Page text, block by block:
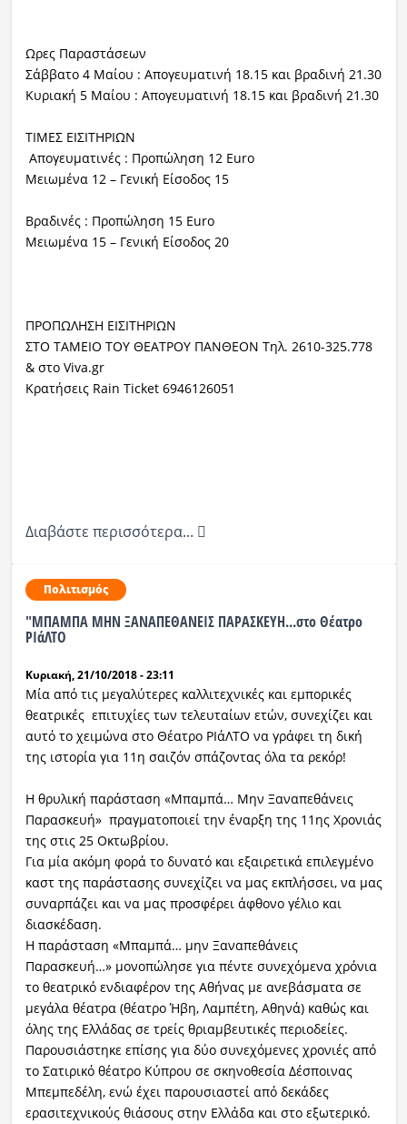
Ωρες Παραστάσεων
Σάββατο 4 Μαίου : Απογευματινή 18.15 και βραδινή 21.30
Κυριακή 5 Μαίου : Απογευματινή 18.15 και βραδινή 21.30
ΤΙΜΕΣ ΕΙΣΙΤΗΡΙΩΝ
Απογευματινές : Προπώληση 12 Euro
Μειωμένα 12 – Γενική Είσοδος 15
Βραδινές : Προπώληση 15 Euro
Μειωμένα 15 – Γενική Είσοδος 20
ΠΡΟΠΩΛΗΣΗ ΕΙΣΙΤΗΡΙΩΝ
ΣΤΟ ΤΑΜΕΙΟ ΤΟΥ ΘΕΑΤΡΟΥ ΠΑΝΘΕΟΝ Τηλ. 2610-325.778
& στο Viva.gr
Κρατήσεις Rain Ticket 6946126051
Διαβάστε περισσότερα...
Πολιτισμός
"ΜΠΑΜΠΑ ΜΗΝ ΞΑΝΑΠΕΘΑΝΕΙΣ ΠΑΡΑΣΚΕΥΗ...στο Θέατρο
ΡΙάΛΤΟ
Κυριακή, 21/10/2018 - 23:11
Μία από τις μεγαλύτερες καλλιτεχνικές και εμπορικές
θεατρικές επιτυχίες των τελευταίων ετών, συνεχίζει και
αυτό το χειμώνα στο Θέατρο ΡΙάΛΤΟ να γράφει τη δική
της ιστορία για 11η σαιζόν σπάζοντας όλα τα ρεκόρ!
Η θρυλική παράσταση «Μπαμπά… Μην Ξαναπεθάνεις
Παρασκευή» πραγματοποιεί την έναρξη της 11ης Χρονιάς
της στις 25 Οκτωβρίου.
Για μία ακόμη φορά το δυνατό και εξαιρετικά επιλεγμένο
καστ της παράστασης συνεχίζει να μας εκπλήσσει, να μας
συναρπάζει και να μας προσφέρει άφθονο γέλιο και
διασκέδαση.
Η παράσταση «Μπαμπά… μην Ξαναπεθάνεις
Παρασκευή…» μονοπώλησε για πέντε συνεχόμενα χρόνια
το θεατρικό ενδιαφέρον της Αθήνας με ανεβάσματα σε
μεγάλα θέατρα (θέατρο Ήβη, Λαμπέτη, Αθηνά) καθώς και
όλης της Ελλάδας σε τρείς θριαμβευτικές περιοδείες.
Παρουσιάστηκε επίσης για δύο συνεχόμενες χρονιές από
το Σατιρικό θέατρο Κύπρου σε σκηνοθεσία Δέσποινας
Μπεμπεδέλη, ενώ έχει παρουσιαστεί από δεκάδες
ερασιτεχνικούς θιάσους στην Ελλάδα και στο εξωτερικό.